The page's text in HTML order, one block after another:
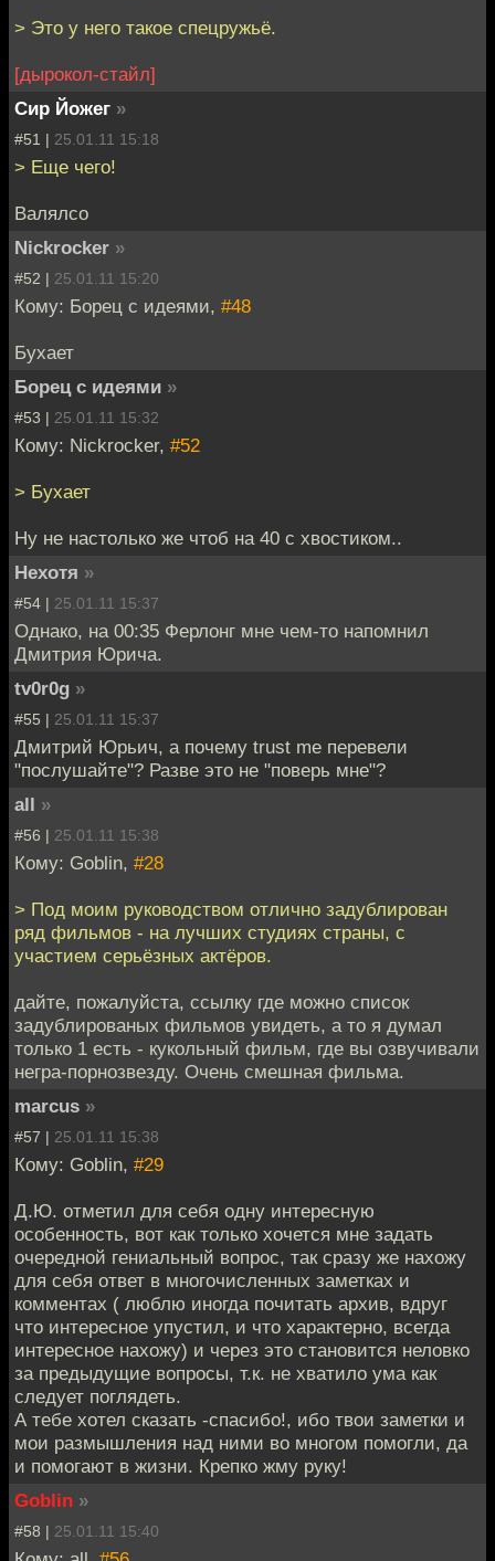
> Это у него такое спецружьё.
[дырокол-стайл]
Сир Йожег »
#51 | 25.01.11 15:18
> Еще чего!
Валялсо
Nickrocker »
#52 | 25.01.11 15:20
Кому: Борец с идеями, #48
Бухает
Борец с идеями »
#53 | 25.01.11 15:32
Кому: Nickrocker, #52
> Бухает
Ну не настолько же чтоб на 40 с хвостиком..
Нехотя »
#54 | 25.01.11 15:37
Однако, на 00:35 Ферлонг мне чем-то напомнил
Дмитрия Юрича.
tv0r0g »
#55 | 25.01.11 15:37
Дмитрий Юрьич, а почему trust me перевели
"послушайте"? Разве это не "поверь мне"?
all »
#56 | 25.01.11 15:38
Кому: Goblin, #28
> Под моим руководством отлично задублирован
ряд фильмов - на лучших студиях страны, с
участием серьёзных актёров.
дайте, пожалуйста, ссылку где можно список
задублированых фильмов увидеть, а то я думал
только 1 есть - кукольный фильм, где вы озвучивали
негра-порнозвезду. Очень смешная фильма.
marcus »
#57 | 25.01.11 15:38
Кому: Goblin, #29
Д.Ю. отметил для себя одну интересную
особенность, вот как только хочется мне задать
очередной гениальный вопрос, так сразу же нахожу
для себя ответ в многочисленных заметках и
комментах ( люблю иногда почитать архив, вдруг
что интересное упустил, и что характерно, всегда
интересное нахожу) и через это становится неловко
за предыдущие вопросы, т.к. не хватило ума как
следует поглядеть.
А тебе хотел сказать -спасибо!, ибо твои заметки и
мои размышления над ними во многом помогли, да
и помогают в жизни. Крепко жму руку!
Goblin »
#58 | 25.01.11 15:40